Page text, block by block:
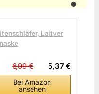
Laitver
5,37 €
6,99 €
Bei Amazon
ansehen